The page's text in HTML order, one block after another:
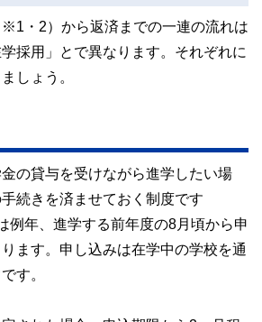
・2）から返済までの一連の流れは
学採用」とで異なります。それぞれに
しょう。
の貸与を受けながら進学したい場
続きを済ませておく制度です
例年、進学する前年度の8月頃から申
ます。申し込みは在学中の学校を通
す。